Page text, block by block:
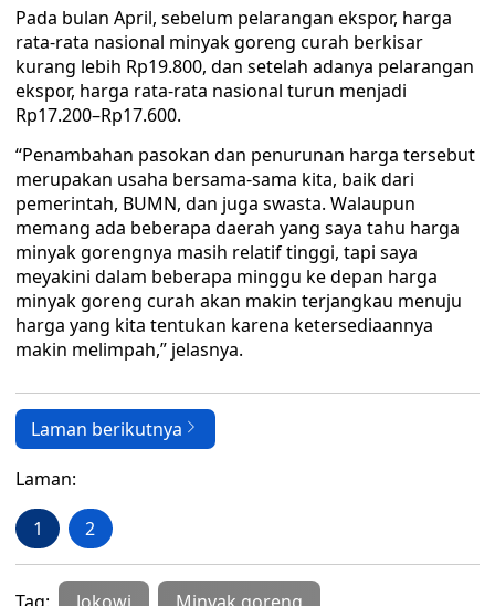
Pada bulan April, sebelum pelarangan ekspor, harga
rata-rata nasional minyak goreng curah berkisar
kurang lebih Rp19.800, dan setelah adanya pelarangan
ekspor, harga rata-rata nasional turun menjadi
Rp17.200–Rp17.600.
“Penambahan pasokan dan penurunan harga tersebut
merupakan usaha bersama-sama kita, baik dari
pemerintah, BUMN, dan juga swasta. Walaupun
memang ada beberapa daerah yang saya tahu harga
minyak gorengnya masih relatif tinggi, tapi saya
meyakini dalam beberapa minggu ke depan harga
minyak goreng curah akan makin terjangkau menuju
harga yang kita tentukan karena ketersediaannya
makin melimpah,” jelasnya.
Laman berikutnya
Laman:
1 2